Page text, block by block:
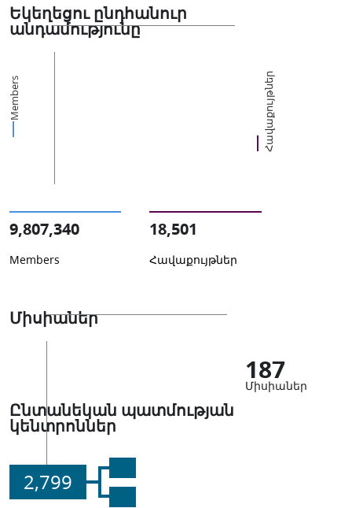
Եկեղեցու ընդհանուր
անդամությունը
Members Հավաքույթներ
9,807,340
Members
18,501
Հավաքույթներ
Միսիաներ
187
Միսիաներ
Ընտանեկան պատմության
կենտրոններ
2,799